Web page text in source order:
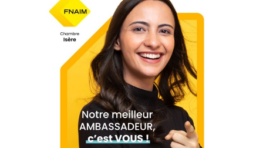
Taulier Immobilier
04 76 36 06 33 65 Grande Rue